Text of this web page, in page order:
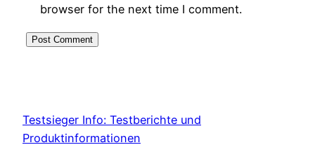
browser for the next time I comment.
Testsieger Info: Testberichte und
Produktinformationen